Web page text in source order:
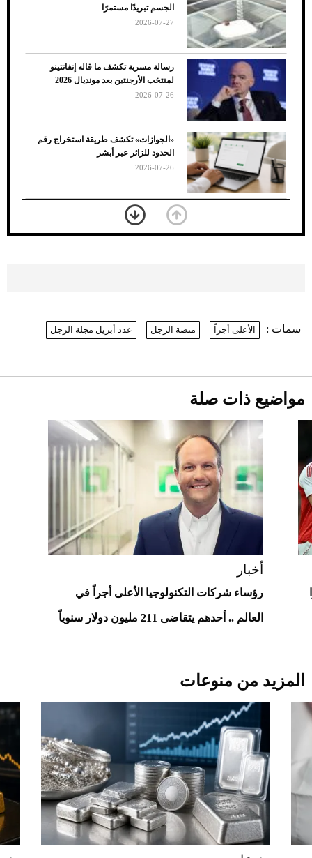
7 نصائح لاختيار لون البنطلون المناسب للقميص
الأسود
أغلى 10 عطور في العالم للرجال تمنحك فخامة
استثنائية
Aston Martin Valiant: على هوى الأبطال
الجسم تبريدًا مستمرًا
2026-07-27
رسالة مسربة تكشف ما قاله إنفانتينو
لمنتخب الأرجنتين بعد مونديال 2026
2026-07-26
«الجوازات» تكشف طريقة استخراج رقم
الحدود للزائر عبر أبشر
2026-07-26
بعد 7 أشهر من تعرضه لحادث مروع.. جوشوا
يفوز على برينغا بـ"الضربة القاضية" (فيديو)
Comeback" في جدة (فيديو)
مزاد مونتيري
2026-07-23
سمات : الأعلى أجراً منصة الرجل عدد أبريل مجلة الرجل
مواضيع ذات صلة
أخبار
رؤساء شركات التكنولوجيا الأعلى أجراً في
العالم .. أحدهم يتقاضى 211 مليون دولار سنوياً
المزيد من منوعات